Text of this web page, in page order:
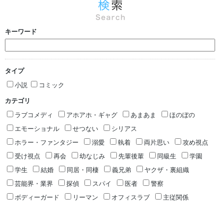
キーワード
タイプ
小説
コミック
カテゴリ
ラブコメディ
アホアホ・ギャグ あまあま
ほのぼの
エモーショナル
せつない
シリアス
ホラー・ファンタジー
溺愛 執着 両片思い
攻め視点
受け視点
再会 幼なじみ 先輩後輩 同級生
学園
学生
結婚 同居・同棲 義兄弟
ヤクザ・裏組織
芸能界・業界
探偵 スパイ 医者
警察
ボディーガード
リーマン オフィスラブ
主従関係